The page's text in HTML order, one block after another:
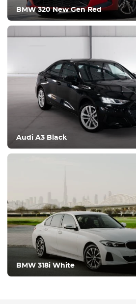
post evaluatie
BMW 320 New Gen Red
Audi A3 Black
BMW 318i White